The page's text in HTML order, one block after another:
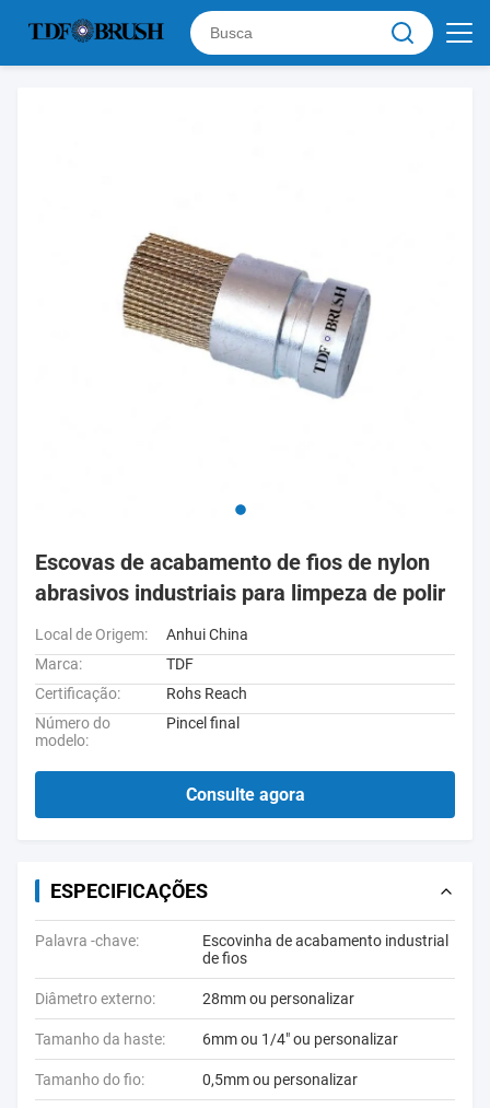
Escovas de acabamento de fios de nylon
abrasivos industriais para limpeza de polir
Local de Origem:
Anhui China
Marca:
TDF
Certificação:
Rohs Reach
Número do
modelo:
Pincel final
Consulte agora
ESPECIFICAÇÕES
Palavra -chave:
Escovinha de acabamento industrial
de fios
Diâmetro externo: 28mm ou personalizar
Tamanho da haste: 6mm ou 1/4" ou personalizar
Tamanho do fio: 0,5mm ou personalizar